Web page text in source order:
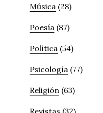
Música (28)
Poesía (87)
Política (54)
Psicología (77)
Religión (63)
Revistas (32)